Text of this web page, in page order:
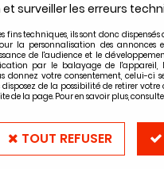
ILFORD
Soyez le
90,50
Réf. :RAPIDEFIX5L
surveiller les erreurs
fins techniques, ils sont donc dispensés
la personnalisation des annonces
de l'audience et le
par le balayage de l'appareil,
votre consentement, celui-ci
disposez de la possibilité de retirer
de la page. Pour en savoir plus,
TOUT REFUSER